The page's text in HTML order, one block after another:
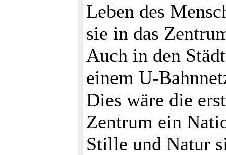
Leben des
sie in das
Auch in den
einem U-
Dies wäre die
Zentrum ein
Stille und Natur